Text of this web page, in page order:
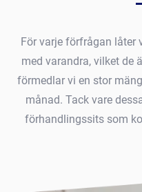
För varje förfrågan låter
med varandra, vilket de
förmedlar vi en stor
månad. Tack vare
förhandlingssits som